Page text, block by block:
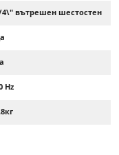
4\" вътрешен шестостен
Hz